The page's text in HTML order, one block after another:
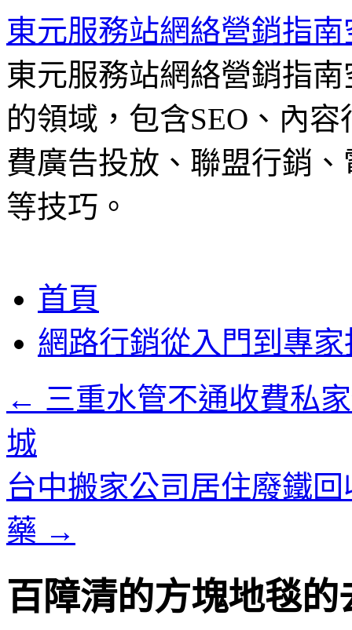
東元服務站網絡營銷指南
東元服務站網絡營銷指
的領域，包含SEO、內
費廣告投放、聯盟行銷
等技巧。
至
要
首頁
網路行銷從入門到專家
← 三重水管不通收費私
城
台中搬家公司居住廢鐵
藥 →
百障清的方塊地毯